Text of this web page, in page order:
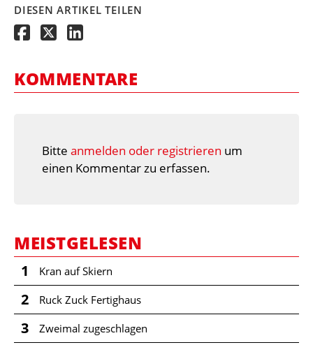
DIESEN ARTIKEL TEILEN
KOMMENTARE
Bitte anmelden oder registrieren um
einen Kommentar zu erfassen.
MEISTGELESEN
1 Kran auf Skiern
2 Ruck Zuck Fertighaus
3 Zweimal zugeschlagen